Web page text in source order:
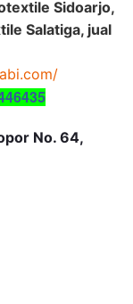
Sidoarjo,
Salatiga, jual
No. 64,